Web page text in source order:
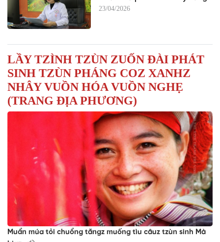
23/04/2026
LẦY TZÌNH TZÙN ZUỐN ĐÀI PHÁT
SINH TZÙN PHÁNG COZ XANHZ
NHÂY VUỒN HÓA VUỒN NGHẸ
(TRANG ĐỊA PHƯƠNG)
Muẩn múa tỏi chuổng tăngz muống tìu câuz tzùn sinh Mà